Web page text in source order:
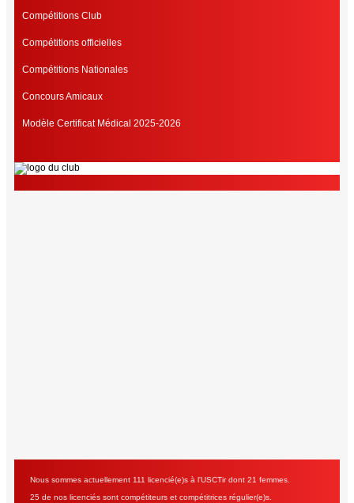
Compétitions Club
Compétitions officielles
Compétitions Nationales
Concours Amicaux
Modèle Certificat Médical 2025-2026
Nous sommes actuellement 111 licencié(e)s à l'USCTir dont 21 femmes.
25 de nos licenciés sont compétiteurs et compétitrices régulier(e)s.